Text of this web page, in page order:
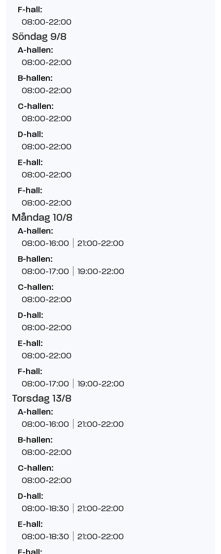
F-hall:
08:00-22:00
Söndag 9/8
A-hallen:
08:00-22:00
B-hallen:
08:00-22:00
C-hallen:
08:00-22:00
D-hall:
08:00-22:00
E-hall:
08:00-22:00
F-hall:
08:00-22:00
Måndag 10/8
A-hallen:
08:00-16:00 21:00-22:00
B-hallen:
08:00-17:00 19:00-22:00
C-hallen:
08:00-22:00
D-hall:
08:00-22:00
E-hall:
08:00-22:00
F-hall:
08:00-17:00 19:00-22:00
Torsdag 13/8
A-hallen:
08:00-16:00 21:00-22:00
B-hallen:
08:00-22:00
C-hallen:
08:00-22:00
D-hall:
08:00-18:30 21:00-22:00
E-hall:
08:00-18:30 21:00-22:00